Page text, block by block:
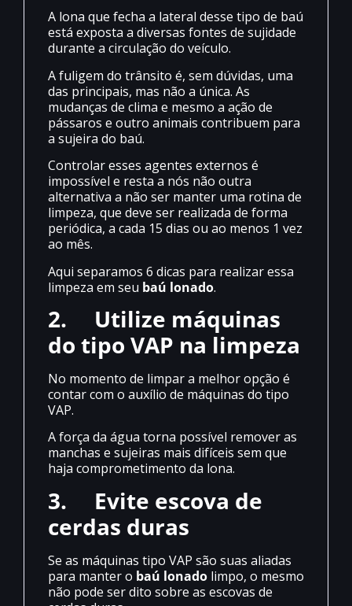
A lona que fecha a lateral desse tipo de baú
está exposta a diversas fontes de sujidade
durante a circulação do veículo.
A fuligem do trânsito é, sem dúvidas, uma
das principais, mas não a única. As
mudanças de clima e mesmo a ação de
pássaros e outro animais contribuem para
a sujeira do baú.
Controlar esses agentes externos é
impossível e resta a nós não outra
alternativa a não ser manter uma rotina de
limpeza, que deve ser realizada de forma
periódica, a cada 15 dias ou ao menos 1 vez
ao mês.
Aqui separamos 6 dicas para realizar essa
limpeza em seu baú lonado.
2. Utilize máquinas
do tipo VAP na limpeza
No momento de limpar a melhor opção é
contar com o auxílio de máquinas do tipo
VAP.
A força da água torna possível remover as
manchas e sujeiras mais difíceis sem que
haja comprometimento da lona.
3. Evite escova de
cerdas duras
Se as máquinas tipo VAP são suas aliadas
para manter o baú lonado limpo, o mesmo
não pode ser dito sobre as escovas de